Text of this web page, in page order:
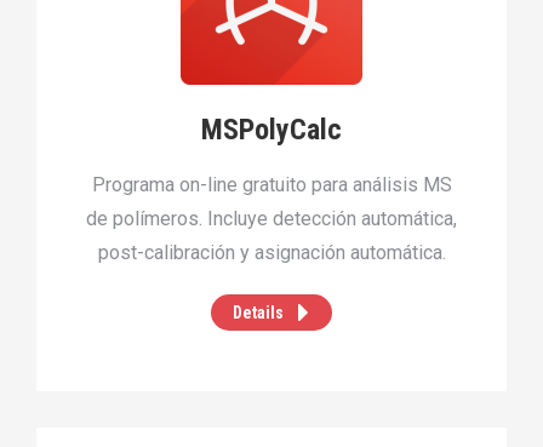
MSPolyCalc
Programa on-line gratuito para análisis MS
de polímeros. Incluye detección automática,
post-calibración y asignación automática.
Details